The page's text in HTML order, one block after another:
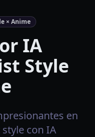
× Anime
IA
Style
en
con IA